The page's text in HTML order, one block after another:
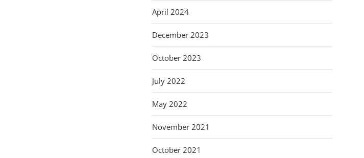
April 2024
December 2023
October 2023
July 2022
May 2022
November 2021
October 2021